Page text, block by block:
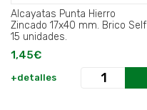
Alcayatas Punta Hierro
Zincado 17x40 mm. Brico Self
15 unidades.
1,45€
+detalles